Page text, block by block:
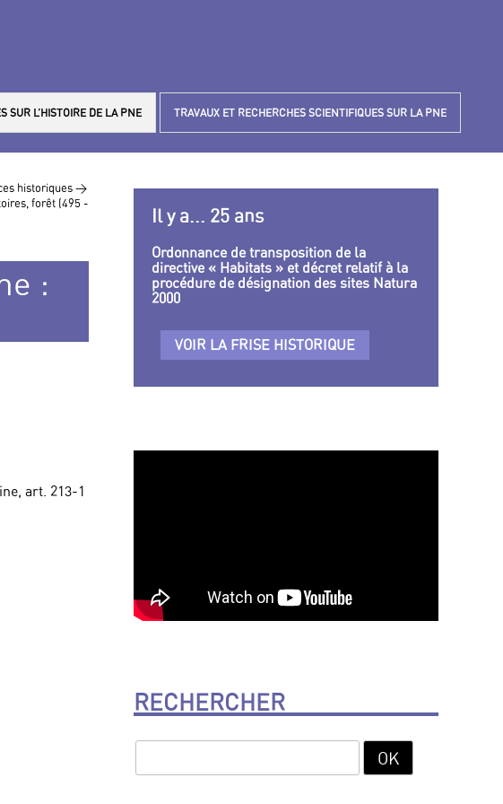
SUR L’HISTOIRE DE LA PNE TRAVAUX ET RECHERCHES SCIENTIFIQUES SUR LA PNE
historiques >
forêt (495 -
:
art. 213-1
Il y a... 25 ans
Ordonnance de transposition de la
directive « Habitats » et décret relatif à la
procédure de désignation des sites Natura
2000
VOIR LA FRISE HISTORIQUE
RECHERCHER